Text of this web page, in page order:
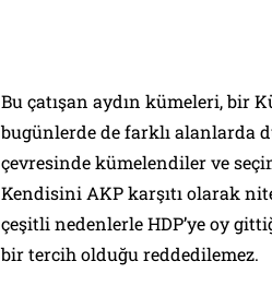
Bu çatışan aydın kümeleri, bir
bugünlerde de farklı alanlarda
çevresinde kümelendiler ve
Kendisini AKP karşıtı olarak
çeşitli nedenlerle HDP’ye oy
bir tercih olduğu reddedilemez.